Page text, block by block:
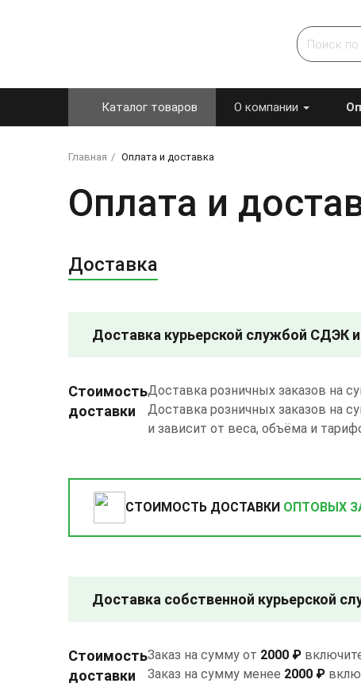
Каталог товаров О компании
Главная Оплата и доставка
Оплата и
Доставка
Доставка курьерской службой СДЭК
Стоимость
доставки
Доставка розничных заказов на
Доставка розничных заказов на
и зависит от веса, объёма и
СТОИМОСТЬ ДОСТАВКИ ОПТОВЫХ
Доставка собственной курьерской
Стоимость
доставки
Заказ на сумму от 2000 ₽
Заказ на сумму менее 2000 ₽